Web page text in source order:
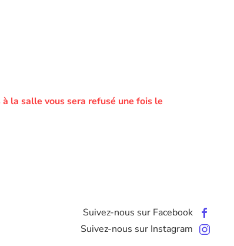
à la salle vous sera refusé une fois le
Suivez-nous sur Facebook
Suivez-nous sur Instagram